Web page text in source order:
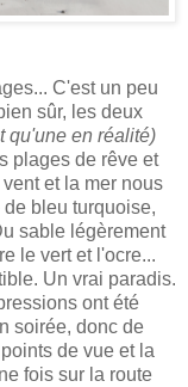
C'est un peu
sûr, les deux
qu'une en réalité)
plages de rêve et
et la mer nous
bleu turquoise,
sable légèrement
le vert et l'ocre...
Un vrai paradis.
ont été
soirée, donc de
de vue et la
fois sur la route